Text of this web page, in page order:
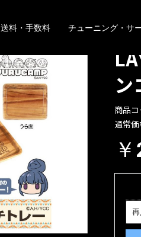
送料・手数料 チューニング・サ
ン
商品
通常